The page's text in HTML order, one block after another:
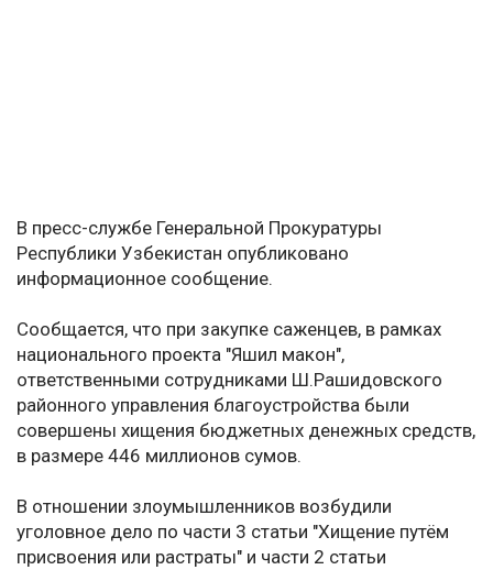
В пресс-службе Генеральной Прокуратуры
Республики Узбекистан опубликовано
информационное сообщение.
Сообщается, что при закупке саженцев, в рамках
национального проекта "Яшил макон",
ответственными сотрудниками Ш.Рашидовского
районного управления благоустройства были
совершены хищения бюджетных денежных средств,
в размере 446 миллионов сумов.
В отношении злоумышленников возбудили
уголовное дело по части 3 статьи "Хищение путём
присвоения или растраты" и части 2 статьи